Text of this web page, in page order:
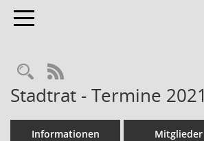
Toggle navigation
RSS-Feed
Stadtrat - Termine 2021
Informationen Mitglieder